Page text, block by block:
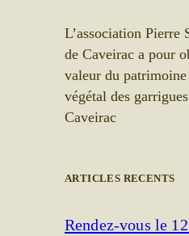
L’association Pierre
de Caveirac a pour
valeur du
végétal des
Caveirac
ARTICLES RECENTS
Rendez-vous le